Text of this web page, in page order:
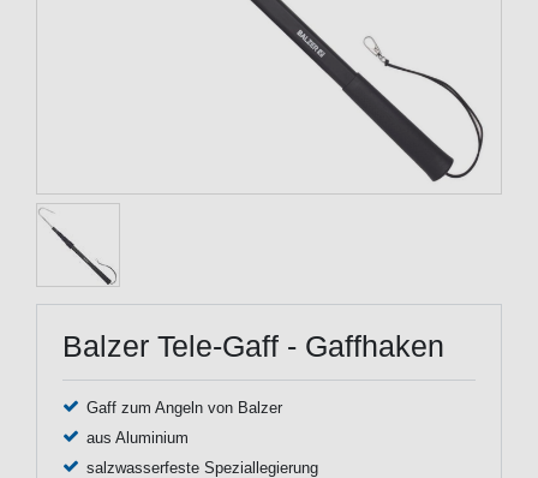
Balzer Tele-Gaff - Gaffhaken
Gaff zum Angeln von Balzer
aus Aluminium
salzwasserfeste Speziallegierung